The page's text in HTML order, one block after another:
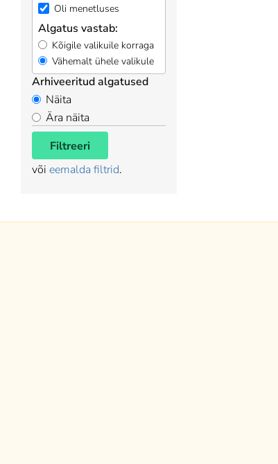
Oli menetluses
Algatus vastab:
Kõigile valikuile korraga
Vähemalt ühele valikule
Arhiveeritud algatused
Näita
Ära näita
Filtreeri
või eemalda filtrid.